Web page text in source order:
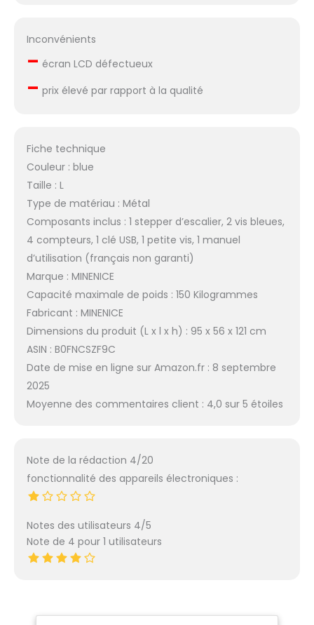
Inconvénients
– écran LCD défectueux
– prix élevé par rapport à la qualité
Fiche technique
Couleur : blue
Taille : L
Type de matériau : Métal
Composants inclus : 1 stepper d’escalier, 2 vis bleues,
4 compteurs, 1 clé USB, 1 petite vis, 1 manuel
d’utilisation (français non garanti)
Marque : MINENICE
Capacité maximale de poids : 150 Kilogrammes
Fabricant : MINENICE
Dimensions du produit (L x l x h) : 95 x 56 x 121 cm
ASIN : B0FNCSZF9C
Date de mise en ligne sur Amazon.fr : 8 septembre
2025
Moyenne des commentaires client : 4,0 sur 5 étoiles
Note de la rédaction 4/20
fonctionnalité des appareils électroniques :
Notes des utilisateurs 4/5
Note de 4 pour 1 utilisateurs